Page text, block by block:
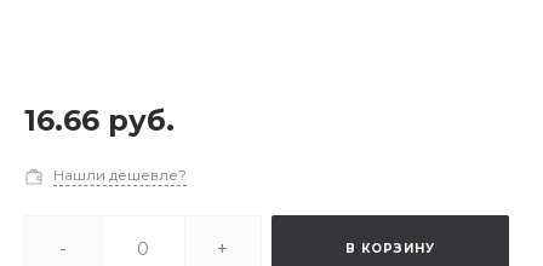
16.66 руб.
Нашли дешевле?
- + В КОРЗИНУ